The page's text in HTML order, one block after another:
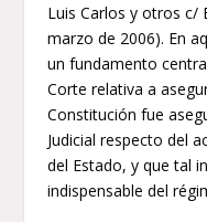
Luis Carlos y otros c/
marzo de 2006). En
un fundamento
Corte relativa a
Constitución fue
Judicial respecto del
del Estado, y que tal
indispensable del